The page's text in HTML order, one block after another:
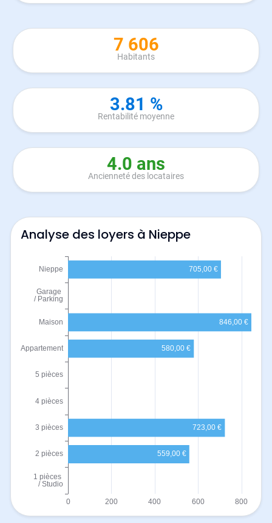
7 606
Habitants
3.81 %
Rentabilité moyenne
4.0 ans
Ancienneté des locataires
Analyse des loyers à Nieppe